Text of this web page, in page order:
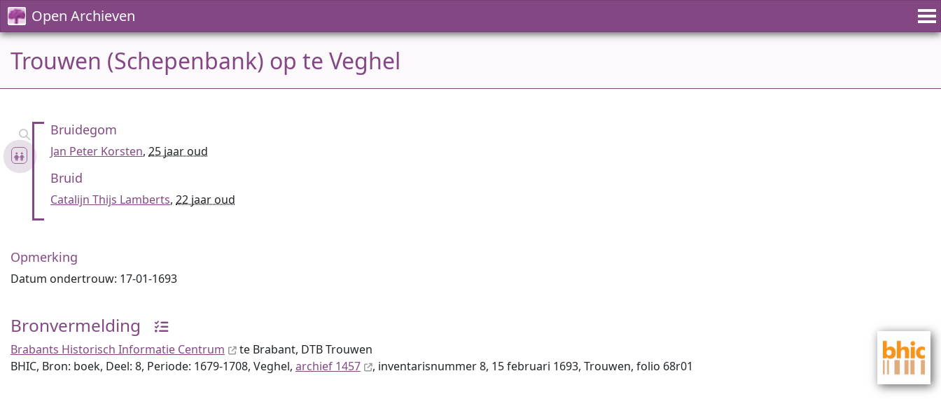
Open Archieven
Trouwen (Schepenbank) op te Veghel
Bruidegom
Jan Peter Korsten, 25 jaar oud
Bruid
Catalijn Thijs Lamberts, 22 jaar oud
Opmerking
Datum ondertrouw: 17-01-1693
Bronvermelding
Brabants Historisch Informatie Centrum
te Brabant, DTB Trouwen
BHIC, Bron: boek, Deel: 8, Periode: 1679-1708, Veghel, archief 1457 , inventaris­num­mer 8, 15 februari 1693, Trouwen, folio 68r01